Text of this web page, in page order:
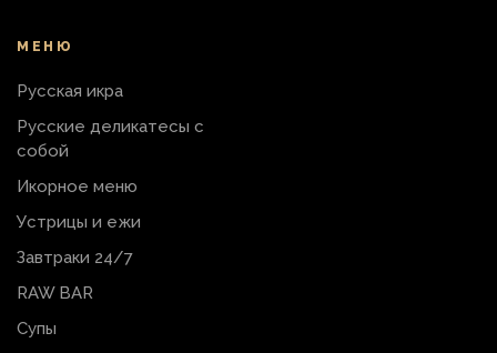
МЕНЮ
Русская икра
Русские деликатесы с
собой
Икорное меню
Устрицы и ежи
Завтраки 24/7
RAW BAR
Супы